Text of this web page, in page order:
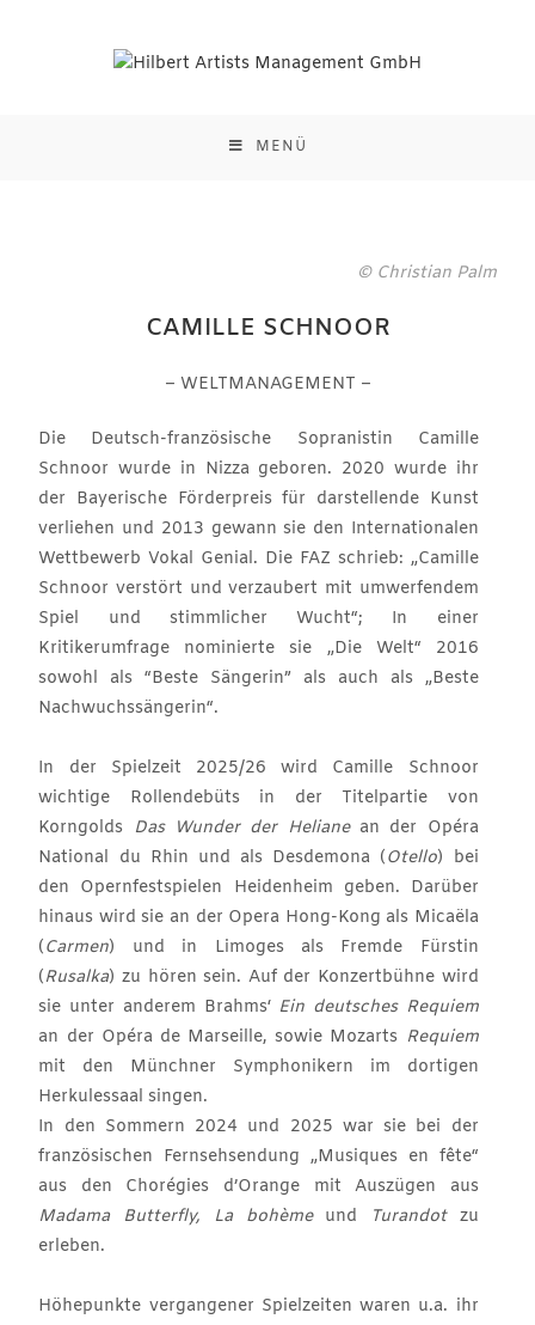
MENÜ
© Christian Palm
CAMILLE SCHNOOR
– WELTMANAGEMENT –
Die Deutsch-französische Sopranistin Camille
Schnoor wurde in Nizza geboren. 2020 wurde ihr
der Bayerische Förderpreis für darstellende Kunst
verliehen und 2013 gewann sie den Internationalen
Wettbewerb Vokal Genial. Die FAZ schrieb: „Camille
Schnoor verstört und verzaubert mit umwerfendem
Spiel und stimmlicher Wucht“; In einer
Kritikerumfrage nominierte sie „Die Welt“ 2016
sowohl als “Beste Sängerin” als auch als „Beste
Nachwuchssängerin“.
In der Spielzeit 2025/26 wird Camille Schnoor
wichtige Rollendebüts in der Titelpartie von
Korngolds Das Wunder der Helianean der Opéra
National du Rhin und als Desdemona (Otello) bei
den Opernfestspielen Heidenheim geben. Darüber
hinaus wird sie an der Opera Hong-Kong als Micaëla
(Carmen) und in Limoges als Fremde Fürstin
(Rusalka) zu hören sein. Auf der Konzertbühne wird
sie unter anderem Brahms‘ Ein deutsches Requiem
an der Opéra de Marseille, sowie Mozarts Requiem
mit den Münchner Symphonikern im dortigen
Herkulessaal singen.
In den Sommern 2024 und 2025 war sie bei der
französischen Fernsehsendung „Musiques en fête“
aus den Chorégies d’Orange mit Auszügen aus
Madama Butterfly, La bohèmeund Turandotzu
erleben.
Höhepunkte vergangener Spielzeiten waren u.a. ihr